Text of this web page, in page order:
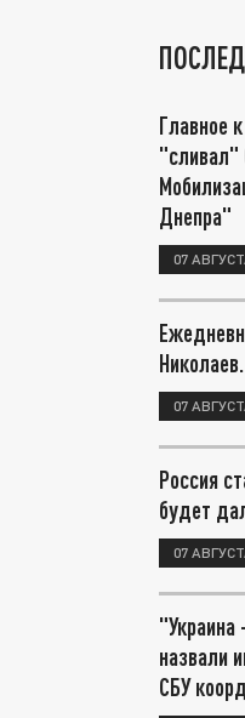
Главное
"сливал"
Днепра"
07
07
Россия
будет
07
"Украина
назвали
СБУ